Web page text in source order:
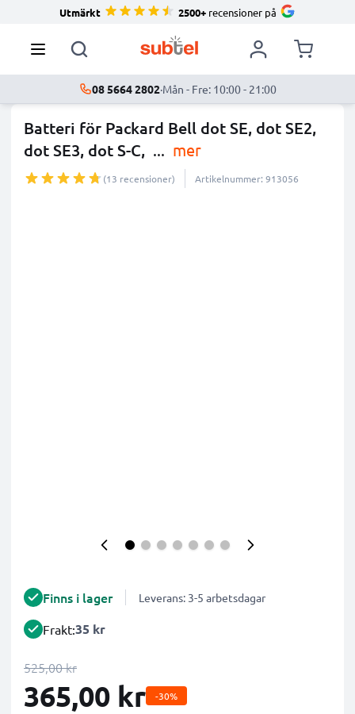
Utmärkt 2500+ recensioner på
08 5664 2802·Mån - Fre: 10:00 - 21:00
Batteri för Packard Bell dot SE, dot SE2,
dot SE3, dot S-C, ... mer
(13 recensioner) Artikelnummer: 913056
Finns i lager Leverans: 3-5 arbetsdagar
Frakt:35 kr
525,00 kr
365,00 kr -30%